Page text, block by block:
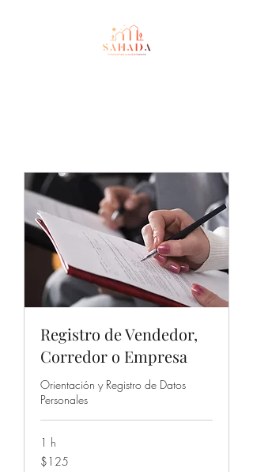
Registro de Vendedor,
Corredor o Empresa
Orientación y Registro de Datos
Personales
1 h
125
dólares
$125